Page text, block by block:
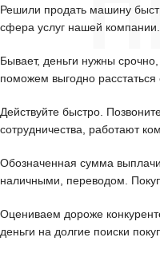
Решили продать машину
сфера услуг нашей компании.
Бывает, деньги нужны
поможем выгодно расстаться
Действуйте быстро.
сотрудничества, работают
Обозначенная сумма
наличными, переводом.
Оцениваем дороже
деньги на долгие поиски